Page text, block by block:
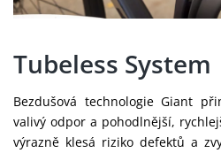
Tubeless System
Bezdušová technologie Giant
valivý odpor a pohodlnější,
výrazně klesá riziko defektů a